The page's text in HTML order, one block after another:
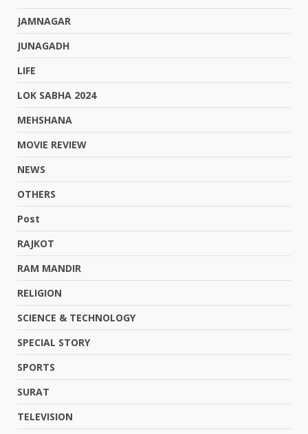
JAMNAGAR
JUNAGADH
LIFE
LOK SABHA 2024
MEHSHANA
MOVIE REVIEW
NEWS
OTHERS
Post
RAJKOT
RAM MANDIR
RELIGION
SCIENCE & TECHNOLOGY
SPECIAL STORY
SPORTS
SURAT
TELEVISION